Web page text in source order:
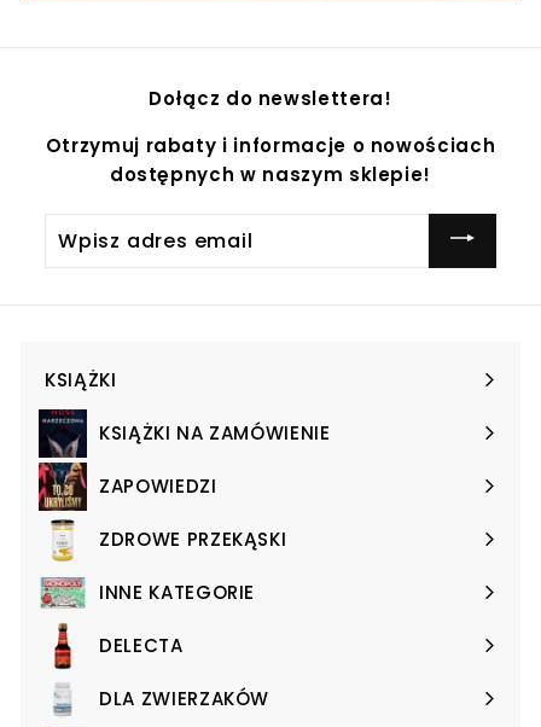
Dołącz do newslettera!
Otrzymuj rabaty i informacje o nowościach
dostępnych w naszym sklepie!
adres
KSIĄŻKI
Expand
submenuKSIĄŻKI NA ZAMÓWIENIE
Expand
submenuZAPOWIEDZI
Expand
submenuZDROWE PRZEKĄSKI
Expand
submenuINNE KATEGORIE
Expand
submenuDELECTA
Expand
submenuDLA ZWIERZAKÓW
Expand